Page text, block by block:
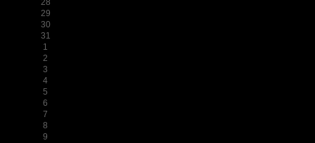
28
29
30
31
1
2
3
4
5
6
7
8
9